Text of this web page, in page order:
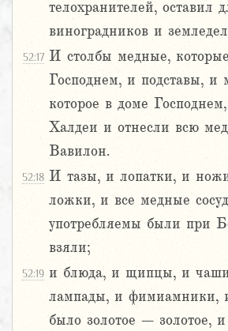
телохранителей, оставил
виноградников и
52:17 И столбы медные,
Господнем, и подставы, и
которое в доме
Халдеи и отнесли всю
Вавилон.
52:18 И тазы, и лопатки, и
ложки, и все медные
употребляемы были при
взяли;
52:19 и блюда, и щипцы, и
лампады, и фимиамники,
было золотое – золотое,